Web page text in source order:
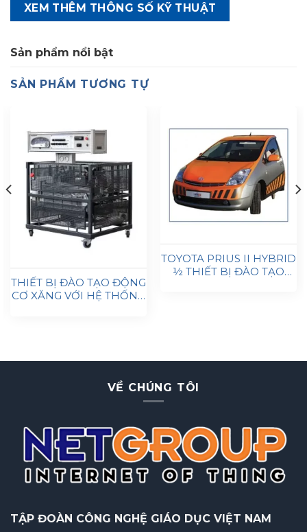
XEM THÊM THÔNG SỐ KỸ THUẬT
Sản phẩm nổi bật
SẢN PHẨM TƯƠNG TỰ
THIẾT BỊ ĐÀO TẠO ĐỘNG
CƠ XĂNG VỚI HỆ THỐNG
TOYOTA PRIUS II HYBRID
½ THIẾT BỊ ĐÀO TẠO
VỀ CHÚNG TÔI
TẬP ĐOÀN CÔNG NGHỆ GIÁO DỤC VIỆT NAM